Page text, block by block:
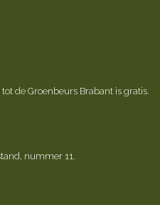
de Groenbeurs Brabant is gratis.
nummer 11.